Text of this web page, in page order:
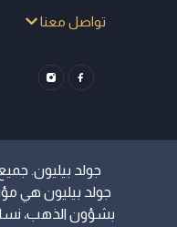
تواصل معنا
جولد بيليون.
جولد بيليون هي
بشؤون الذهب،